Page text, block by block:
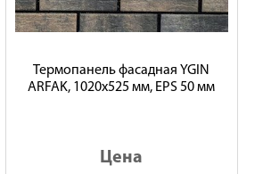
Термопанель фасадная YGIN
ARFAK, 1020х525 мм, EPS 50 мм
Цена